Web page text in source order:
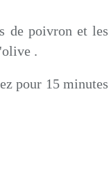
de poivron et les
.
pour 15 minutes